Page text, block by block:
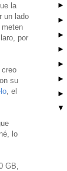
la
un lado
por
creo
su
, el
lo
GB,
►
►
►
►
►
►
►
▼